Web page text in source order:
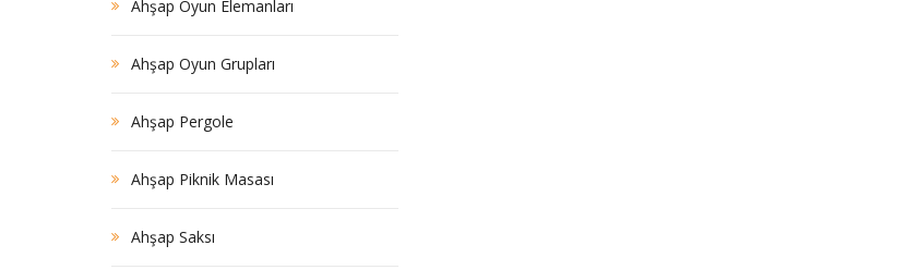
Ahşap Oyun Elemanları
Ahşap Oyun Grupları
Ahşap Pergole
Ahşap Piknik Masası
Ahşap Saksı